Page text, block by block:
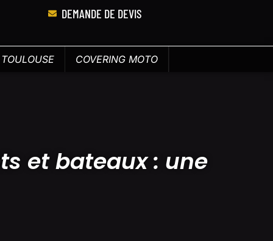
DEMANDE DE DEVIS
COVERING MOTO
et bateaux : une